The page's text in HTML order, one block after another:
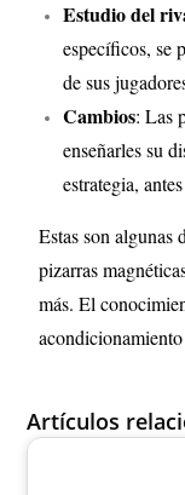
Estudio del
específicos, se
de sus
Cambios: Las
enseñarles su
estrategia,
Estas son algunas
pizarras
más. El
Artículos